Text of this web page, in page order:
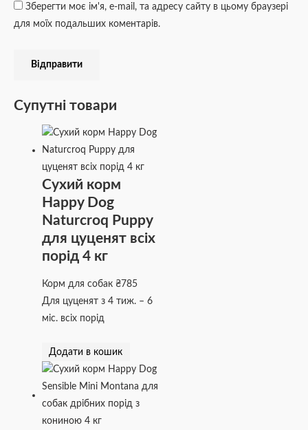
Зберегти моє ім'я, e-mail, та адресу сайту в цьому браузері
для моїх подальших коментарів.
Супутні товари
Сухий корм
Happy Dog
Naturcroq Puppy
для цуценят всіх
порід 4 кг
Корм для собак₴785
Для цуценят з 4 тиж. – 6
міс. всіх порід
Додати в кошик